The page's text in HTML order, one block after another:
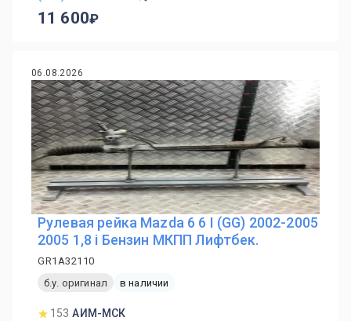
11 600
06.08.2026
Рулевая рейка Mazda 6 6 I (GG) 2002-2005
2005 1,8 i Бензин МКПП Лифтбек.
GR1A32110
б.у. оригинал
в наличии
153 АИМ-МСК